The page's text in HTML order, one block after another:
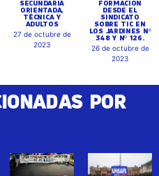
SECUNDARIA
ORIENTADA,
TÉCNICA Y
ADULTOS
27 de octubre de
2023
FORMACION
DESDE EL
SINDICATO
SOBRE TIC EN
LOS JARDINES Nº
348 Y Nº 126.
26 de octubre de
2023
POR